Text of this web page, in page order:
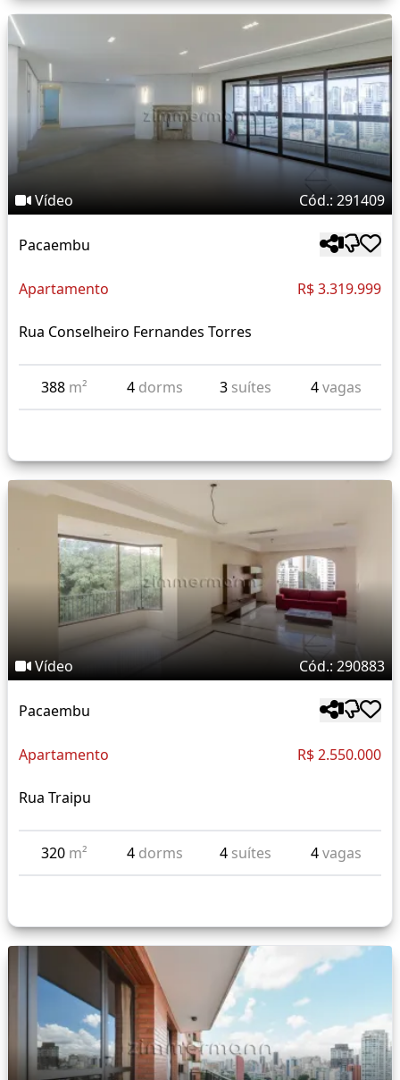
Vídeo Cód.: 291409
Pacaembu
Apartamento R$ 3.319.999
Rua Conselheiro Fernandes Torres
388 m² 4 dorms 3 suítes 4vagas
Vídeo Cód.: 290883
Pacaembu
Apartamento R$ 2.550.000
Rua Traipu
320 m² 4 dorms 4 suítes 4vagas